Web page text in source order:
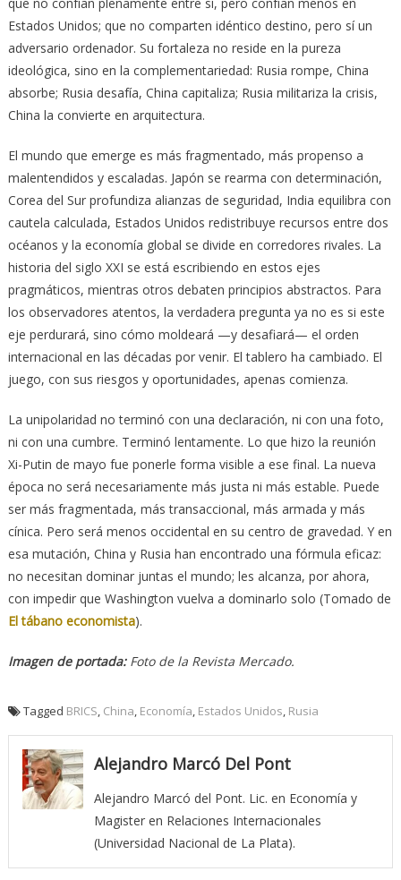
Estados Unidos; que no comparten idéntico destino, pero sí un
adversario ordenador. Su fortaleza no reside en la pureza
ideológica, sino en la complementariedad: Rusia rompe, China
absorbe; Rusia desafía, China capitaliza; Rusia militariza la crisis,
China la convierte en arquitectura.
El mundo que emerge es más fragmentado, más propenso a
malentendidos y escaladas. Japón se rearma con determinación,
Corea del Sur profundiza alianzas de seguridad, India equilibra con
cautela calculada, Estados Unidos redistribuye recursos entre dos
océanos y la economía global se divide en corredores rivales. La
historia del siglo XXI se está escribiendo en estos ejes
pragmáticos, mientras otros debaten principios abstractos. Para
los observadores atentos, la verdadera pregunta ya no es si este
eje perdurará, sino cómo moldeará —y desafiará— el orden
internacional en las décadas por venir. El tablero ha cambiado. El
juego, con sus riesgos y oportunidades, apenas comienza.
La unipolaridad no terminó con una declaración, ni con una foto,
ni con una cumbre. Terminó lentamente. Lo que hizo la reunión
Xi-Putin de mayo fue ponerle forma visible a ese final. La nueva
época no será necesariamente más justa ni más estable. Puede
ser más fragmentada, más transaccional, más armada y más
cínica. Pero será menos occidental en su centro de gravedad. Y en
esa mutación, China y Rusia han encontrado una fórmula eficaz:
no necesitan dominar juntas el mundo; les alcanza, por ahora,
con impedir que Washington vuelva a dominarlo solo (Tomado de
El tábano economista).
Imagen de portada:Foto de la Revista Mercado.
Tagged BRICS China Economía Estados Unidos Rusia
Alejandro Marcó Del Pont
Alejandro Marcó del Pont. Lic. en Economía y
Magister en Relaciones Internacionales
(Universidad Nacional de La Plata).